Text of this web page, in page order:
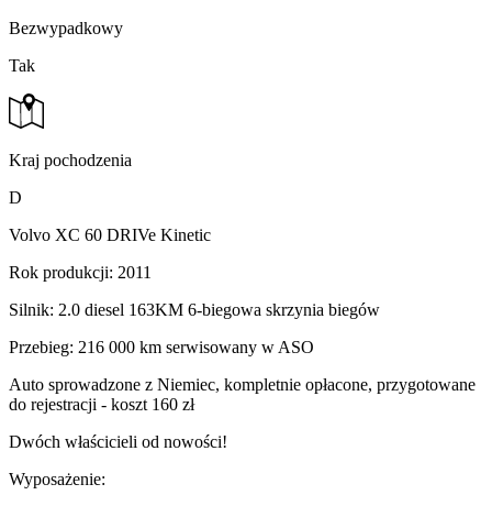
Bezwypadkowy
Tak
Kraj pochodzenia
D
Volvo XC 60 DRIVe Kinetic
Rok produkcji: 2011
Silnik: 2.0 diesel 163KM 6-biegowa skrzynia biegów
Przebieg: 216 000 km serwisowany w ASO
Auto sprowadzone z Niemiec, kompletnie opłacone, przygotowane
do rejestracji - koszt 160 zł
Dwóch właścicieli od nowości!
Wyposażenie: